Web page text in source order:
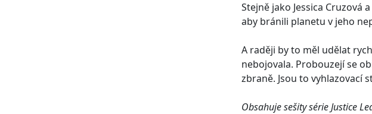
Stejně jako Jessica Cruzová
aby bránili planetu v jeho
A raději by to měl udělat
nebojovala. Probouzejí se
zbraně. Jsou to vyhlazovací
Obsahuje sešity série Justice